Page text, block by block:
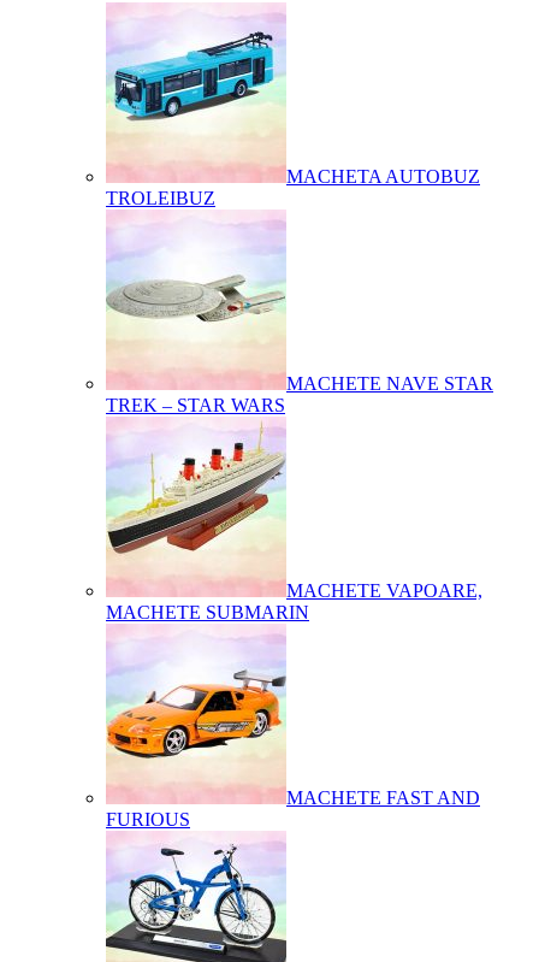
MACHETA AUTOBUZ
TROLEIBUZ
MACHETE NAVE STAR
TREK – STAR WARS
MACHETE VAPOARE,
MACHETE SUBMARIN
MACHETE FAST AND
FURIOUS